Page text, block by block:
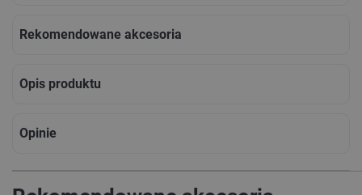
Rekomendowane akcesoria
Opis produktu
Opinie